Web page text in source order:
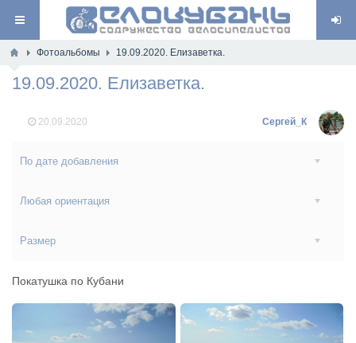
Фотоальбомы 19.09.2020. Елизаветка.
19.09.2020. Елизаветка.
20.09.2020 Сергей_К
По дате добавления
Любая ориентация
Размер
Покатушка по Кубани